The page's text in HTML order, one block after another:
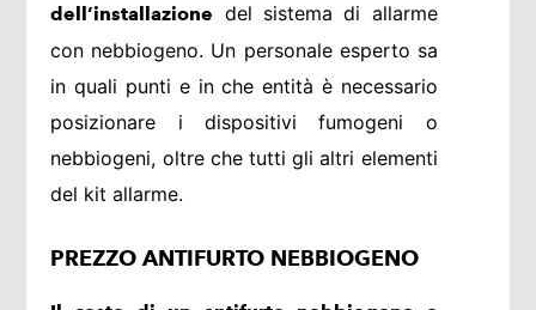
dell’installazione del sistema di allarme
con nebbiogeno. Un personale esperto sa
in quali punti e in che entità è necessario
posizionare i dispositivi fumogeni o
nebbiogeni, oltre che tutti gli altri elementi
del kit allarme.
PREZZO ANTIFURTO NEBBIOGENO